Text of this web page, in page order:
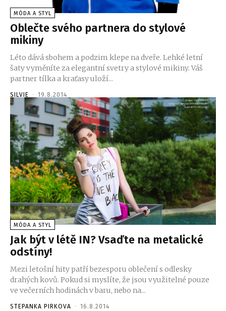
MÓDA A STYL
Oblečte svého partnera do stylové
mikiny
Léto dává sbohem a podzim klepe na dveře. Lehké letní
šaty vyměníte za elegantní svetry a stylové mikiny. Váš
partner tílka a kraťasy uloží...
SILVIE - 19.8.2014
MÓDA A STYL
Jak být v létě IN? Vsaďte na metalické
odstíny!
Mezi letošní hity patří bezesporu oblečení s odlesky
drahých kovů. Pokud si myslíte, že jsou využitelné pouze
ve večerních hodinách v baru, nebo na...
STEPANKA PIRKOVA - 16.8.2014